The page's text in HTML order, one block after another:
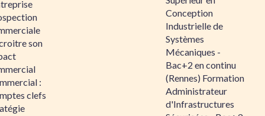
son
:
clefs
Conception
Industrielle de
Systèmes
Mécaniques -
Bac+2 en continu
(Rennes) Formation
Administrateur
d'Infrastructures